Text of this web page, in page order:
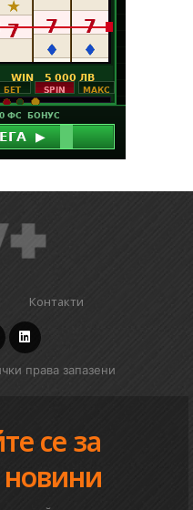
Контакти
права запазени
се за